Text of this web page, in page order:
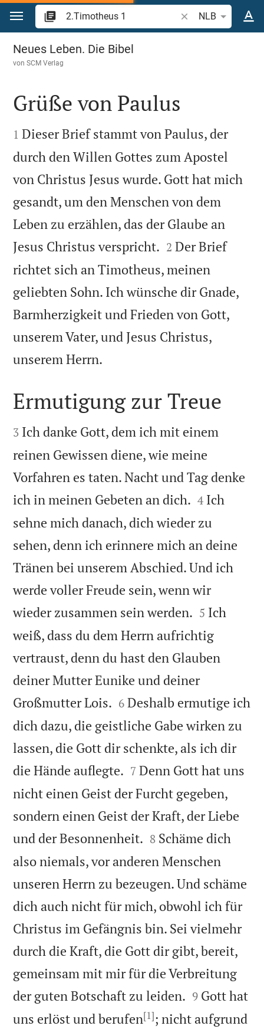
Zum Inhalt springen
Bibelstelle oder
NLB
2.Timotheus 1
Neues Leben. Die Bibel
vonSCM Verlag

Grüße von Paulus

1 Dieser Brief stammt von Paulus, der
durch den Willen Gottes zum Apostel
von Christus Jesus wurde. Gott hat mich
gesandt, um den Menschen von dem
Leben zu erzählen, das der Glaube an
Jesus Christus verspricht. 

2 Der Brief
richtet sich an Timotheus, meinen
geliebten Sohn. Ich wünsche dir Gnade,
Barmherzigkeit und Frieden von Gott,
unserem Vater, und Jesus Christus,
unserem Herrn.

Ermutigung zur Treue

3 Ich danke Gott, dem ich mit einem
reinen Gewissen diene, wie meine
Vorfahren es taten. Nacht und Tag denke
ich in meinen Gebeten an dich. 

4 Ich
sehne mich danach, dich wieder zu
sehen, denn ich erinnere mich an deine
Tränen bei unserem Abschied. Und ich
werde voller Freude sein, wenn wir
wieder zusammen sein werden. 

5 Ich
weiß, dass du dem Herrn aufrichtig
vertraust, denn du hast den Glauben
deiner Mutter Eunike und deiner
Großmutter Lois. 

6 Deshalb ermutige ich
dich dazu, die geistliche Gabe wirken zu
lassen, die Gott dir schenkte, als ich dir
die Hände auflegte. 

7 Denn Gott hat uns
nicht einen Geist der Furcht gegeben,
sondern einen Geist der Kraft, der Liebe
und der Besonnenheit. 

8 Schäme dich
also niemals, vor anderen Menschen
unseren Herrn zu bezeugen. Und schäme
dich auch nicht für mich, obwohl ich für
Christus im Gefängnis bin. Sei vielmehr
durch die Kraft, die Gott dir gibt, bereit,
gemeinsam mit mir für die Verbreitung
der guten Botschaft zu leiden. 

9 Gott hat
uns erlöst und berufen[1]; nicht aufgrund